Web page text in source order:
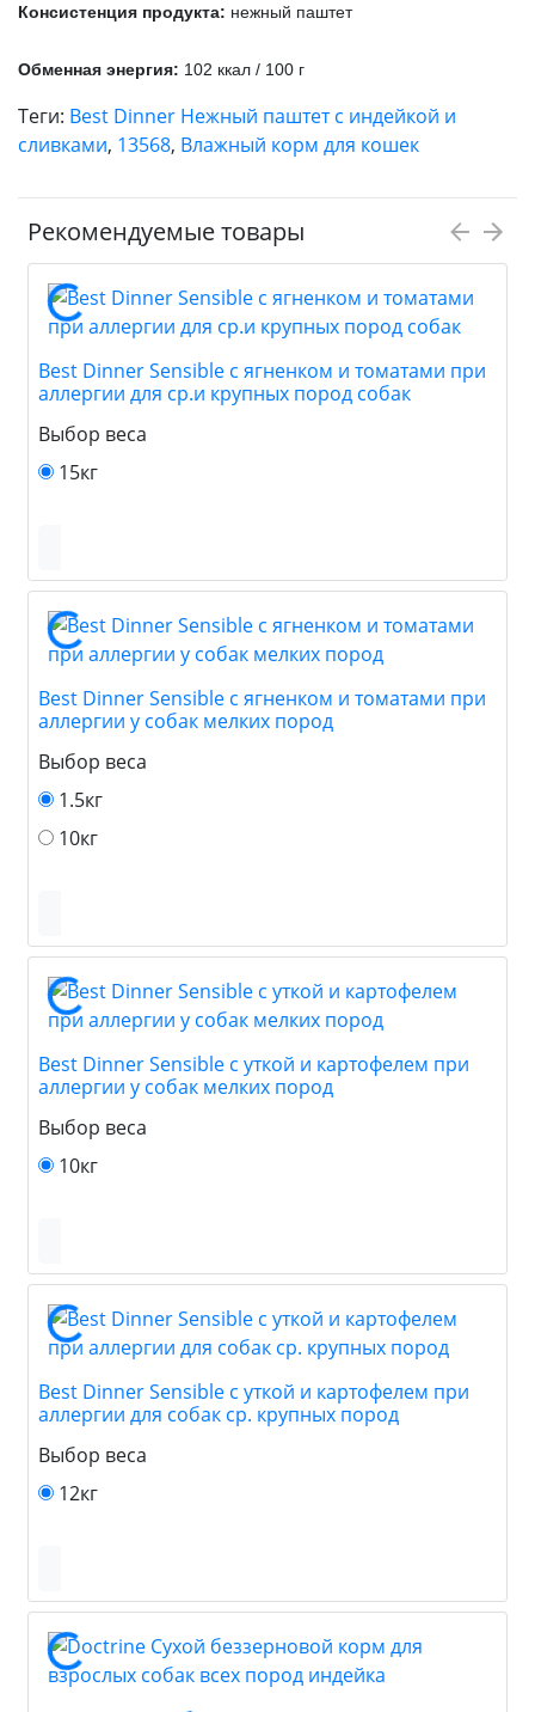
Консистенция продукта: нежный паштет
Обменная энергия: 102 ккал / 100 г
Теги: Best Dinner Нежный паштет с индейкой и
сливками, 13568, Влажный корм для кошек
Рекомендуемые товары
Best Dinner Sensible с ягненком и томатами при
аллергии для ср.и крупных пород собак
Выбор веса
15кг
Best Dinner Sensible с ягненком и томатами при
аллергии у собак мелких пород
Выбор веса
1.5кг
10кг
Best Dinner Sensible с уткой и картофелем при
аллергии у собак мелких пород
Выбор веса
10кг
Best Dinner Sensible с уткой и картофелем при
аллергии для собак ср. крупных пород
Выбор веса
12кг